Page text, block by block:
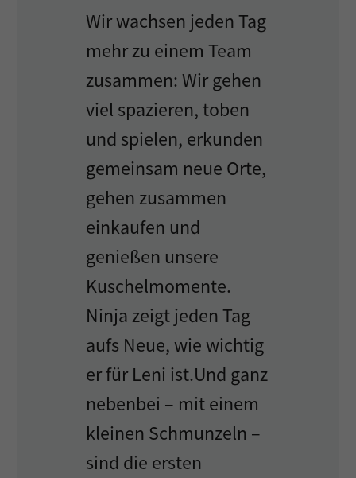
Wir wachsen jeden Tag
mehr zu einem Team
zusammen: Wir gehen
viel spazieren, toben
und spielen, erkunden
gemeinsam neue Orte,
gehen zusammen
einkaufen und
genießen unsere
Kuschelmomente.
Ninja zeigt jeden Tag
aufs Neue, wie wichtig
er für Leni ist.Und ganz
nebenbei – mit einem
kleinen Schmunzeln –
sind die ersten